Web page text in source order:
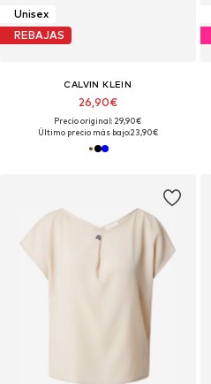
Unisex
REBAJAS
CALVIN KLEIN
26,90€
Precio original: 29,90€
Último precio más bajo:23,90€